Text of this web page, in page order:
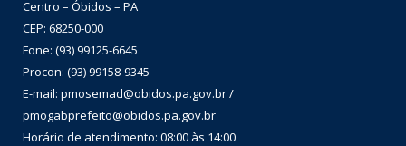
Centro – Óbidos – PA
CEP: 68250-000
Fone: (93) 99125-6645
Procon: (93) 99158-9345
E-mail: pmosemad@obidos.pa.gov.br /
pmogabprefeito@obidos.pa.gov.br
Horário de atendimento: 08:00 às 14:00